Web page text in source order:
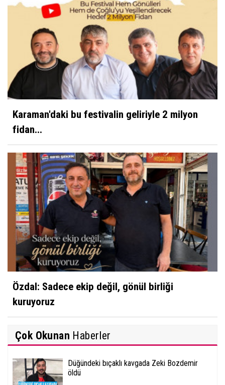
Karaman'daki bu festivalin geliriyle 2 milyon
fidan...
Özdal: Sadece ekip değil, gönül birliği
kuruyoruz
Çok Okunan Haberler
Düğündeki bıçaklı kavgada Zeki Bozdemir
öldü